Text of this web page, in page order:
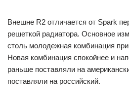
Внешне R2 отличается от Spark
решеткой радиатора. Основное
столь молодежная комбинация
Новая комбинация спокойнее и
раньше поставляли на
поставляли на российский.